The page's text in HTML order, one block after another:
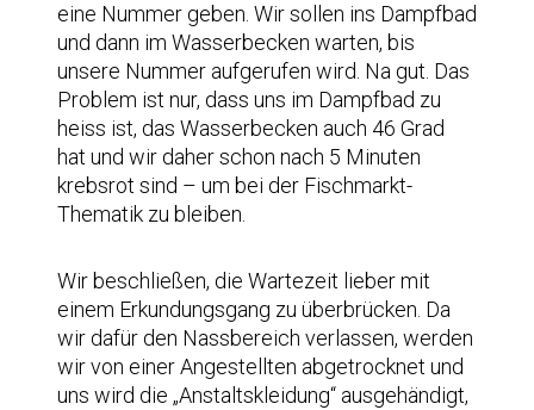
eine Nummer geben. Wir sollen ins Dampfbad
und dann im Wasserbecken warten, bis
unsere Nummer aufgerufen wird. Na gut. Das
Problem ist nur, dass uns im Dampfbad zu
heiss ist, das Wasserbecken auch 46 Grad
hat und wir daher schon nach 5 Minuten
krebsrot sind – um bei der Fischmarkt-
Thematik zu bleiben.
Wir beschließen, die Wartezeit lieber mit
einem Erkundungsgang zu überbrücken. Da
wir dafür den Nassbereich verlassen, werden
wir von einer Angestellten abgetrocknet und
uns wird die „Anstaltskleidung“ ausgehändigt,